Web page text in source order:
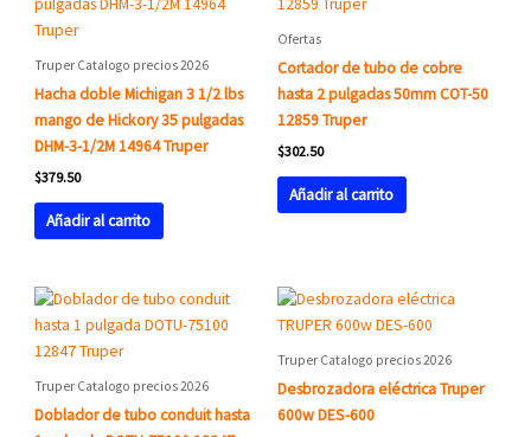
Truper Catalogo precios 2026
Hacha doble Michigan 3 1/2 lbs
mango de Hickory 35 pulgadas
DHM-3-1/2M 14964 Truper
$379.50
Añadir al carrito
Ofertas
Cortador de tubo de cobre
hasta 2 pulgadas 50mm COT-50
12859 Truper
$302.50
Añadir al carrito
Truper Catalogo precios 2026
Doblador de tubo conduit hasta
Truper Catalogo precios 2026
Desbrozadora eléctrica Truper
600w DES-600